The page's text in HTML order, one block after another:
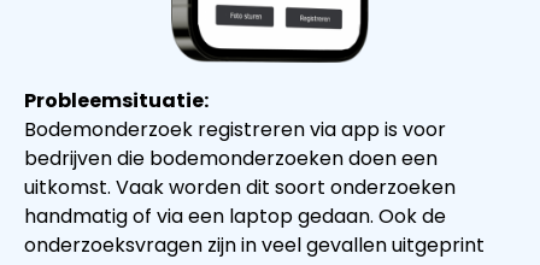
Probleemsituatie:
Bodemonderzoek registreren via app is voor
bedrijven die bodemonderzoeken doen een
uitkomst. Vaak worden dit soort onderzoeken
handmatig of via een laptop gedaan. Ook de
onderzoeksvragen zijn in veel gevallen uitgeprint